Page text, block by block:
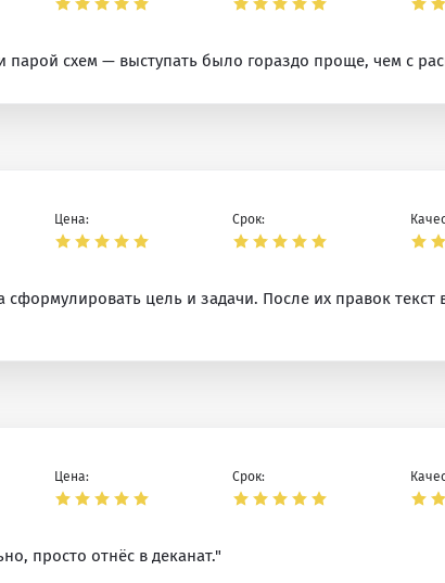
схем — выступать было гораздо проще, чем с
Цена: Срок:
цель и задачи. После их правок текст
Цена: Срок:
просто отнёс в деканат."